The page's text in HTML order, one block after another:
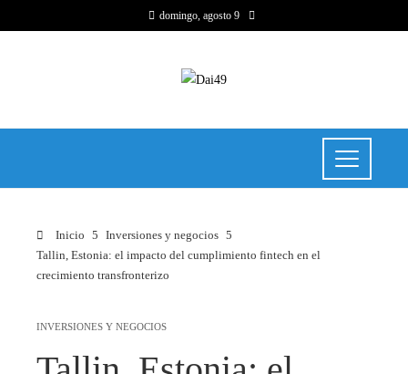
domingo, agosto 9
Inicio
Inversiones y negocios
Tallin, Estonia: el impacto del cumplimiento fintech en el
crecimiento transfronterizo
INVERSIONES Y NEGOCIOS